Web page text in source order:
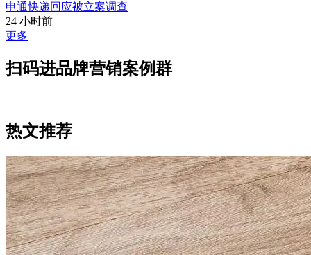
申通快递回应被立案调查
24 小时前
更多
扫码进品牌营销案例群
热文推荐